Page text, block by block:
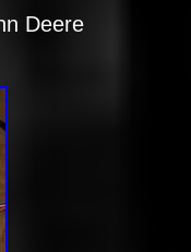
Deere